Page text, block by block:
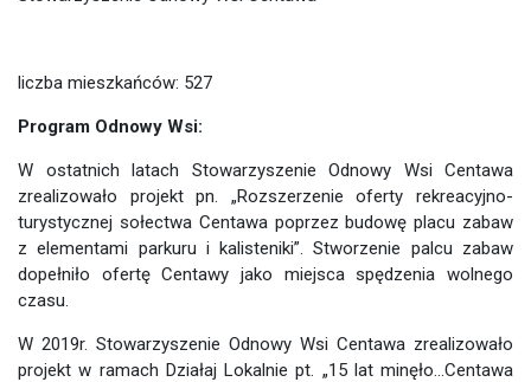
liczba mieszkańców: 527
Program Odnowy Wsi:
W ostatnich latach Stowarzyszenie Odnowy Wsi Centawa
zrealizowało projekt pn. „Rozszerzenie oferty rekreacyjno-
turystycznej sołectwa Centawa poprzez budowę placu zabaw
z elementami parkuru i kalisteniki”. Stworzenie palcu zabaw
dopełniło ofertę Centawy jako miejsca spędzenia wolnego
czasu.
W 2019r. Stowarzyszenie Odnowy Wsi Centawa zrealizowało
projekt w ramach Działaj Lokalnie pt. „15 lat minęło…Centawa